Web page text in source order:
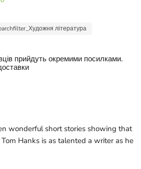
література
прийдуть окремими посилками.
wonderful short stories showing that
Hanks is as talented a writer as he